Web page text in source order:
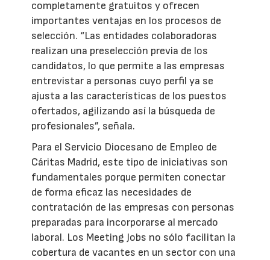
completamente gratuitos y ofrecen
importantes ventajas en los procesos de
selección. “Las entidades colaboradoras
realizan una preselección previa de los
candidatos, lo que permite a las empresas
entrevistar a personas cuyo perfil ya se
ajusta a las características de los puestos
ofertados, agilizando así la búsqueda de
profesionales”, señala.
Para el Servicio Diocesano de Empleo de
Cáritas Madrid, este tipo de iniciativas son
fundamentales porque permiten conectar
de forma eficaz las necesidades de
contratación de las empresas con personas
preparadas para incorporarse al mercado
laboral. Los Meeting Jobs no sólo facilitan la
cobertura de vacantes en un sector con una